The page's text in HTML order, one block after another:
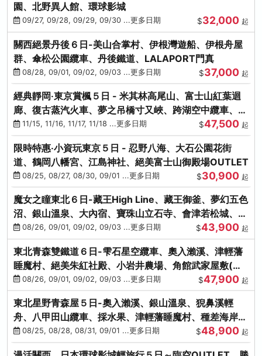
園、北野異人館、環球影城
09/27, 09/28, 09/29, 09/30 ...更多日期 $32,000 起
關西絕景丹後６日-美山合掌村、伊根灣遊船、伊根舟屋
群、傘松公園纜車、丹後鐵道、LALAPORT門真
08/28, 09/01, 09/02, 09/03 ...更多日期 $37,000 起
經典靜岡‧東京賞楓５日 - 米其林高尾山、富士山紅葉迴
廊、復古蒸汽火車、夢之吊橋寸又峽、跨湖空中纜車、抹
茶體驗、三溪園
11/15, 11/16, 11/17, 11/18 ...更多日期 $47,500 起
限時特惠‧小資玩東京５日 - 忍野八海、大石公園花街
道、鶴岡八幡宮、江島神社、絕美富士山御殿場OUTLET
08/25, 08/27, 08/30, 09/01 ...更多日期 $30,900 起
魔女之瞳東北６日-藏王High Line、藏王御釜、夢幻五色
沼、銀山溫泉、大內宿、寶珠山立石寺、會津若松城、燒
肉吃到飽
08/26, 09/01, 09/02, 09/03 ...更多日期 $43,900 起
東北青森雙鐵道６日-雫石星空纜車、奧入瀨溪、津輕藩
睡魔村、絕美朱紅社殿、小岩井農場、角館武家屋敷(不
進免稅店)
08/26, 09/01, 09/02, 09/03 ...更多日期 $47,900 起
東北星野青森屋５日-奧入瀨溪、銀山溫泉、猊鼻溪輕
舟、八甲田山纜車、採水果、津輕藩睡魔村、種差海岸、
法式料理(不進免稅店)
08/25, 08/28, 08/31, 09/01 ...更多日期 $48,900 起